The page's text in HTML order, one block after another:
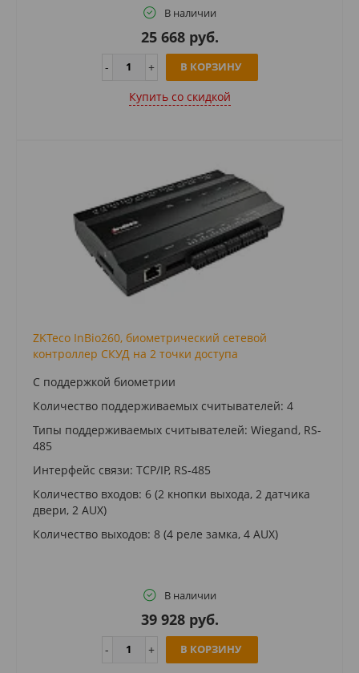
В наличии
25 668 руб.
В КОРЗИНУ
Купить cо скидкой
ZKTeco InBio260, биометрический сетевой
контроллер СКУД на 2 точки доступа
С поддержкой биометрии
Количество поддерживаемых считывателей: 4
Типы поддерживаемых считывателей: Wiegand, RS-
485
Интерфейс связи: TCP/IP, RS-485
Количество входов: 6 (2 кнопки выхода, 2 датчика
двери, 2 AUX)
Количество выходов: 8 (4 реле замка, 4 AUX)
В наличии
39 928 руб.
В КОРЗИНУ